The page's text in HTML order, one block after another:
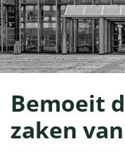
Bemoeit
zaken